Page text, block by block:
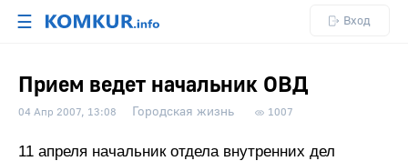
☰ Вход
Прием ведет начальник ОВД
04 Апр 2007, 13:08 Городская жизнь 1007
11 апреля начальник отдела внутренних дел